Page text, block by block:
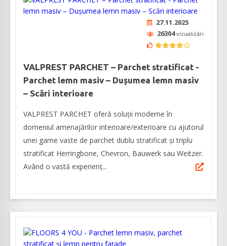
27.11.2025
26304vizualizări
VALPREST PARCHET – Parchet stratificat -
Parchet lemn masiv – Dușumea lemn masiv
– Scări interioare
VALPREST PARCHET oferă soluții moderne în
domeniul amenajărilor interioare/exterioare cu ajutorul
unei game vaste de parchet dublu stratificat și triplu
stratificat Herringbone, Chevron, Bauwerk sau Weitzer.
Având o vastă experienţ...